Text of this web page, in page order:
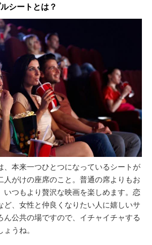
シートとは？
、本来一つひとつになっているシートが
人がけの座席のこと。普通の席よりもお
いつもより贅沢な映画を楽しめます。恋
ど、女性と仲良くなりたい人に嬉しいサ
ん公共の場ですので、イチャイチャする
うね。